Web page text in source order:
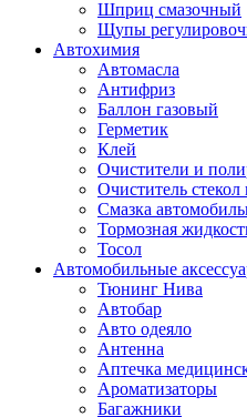
Шприц смазочный
Щупы
Автохимия
Автомасла
Антифриз
Баллон газовый
Герметик
Клей
Очистители и
Очиститель стекол
Смазка
Тормозная
Тосол
Автомобильные
Тюнинг Нива
Автобар
Авто одеяло
Антенна
Аптечка
Ароматизаторы
Багажники